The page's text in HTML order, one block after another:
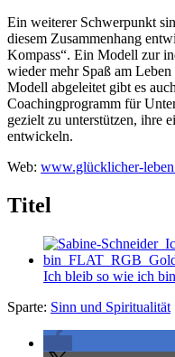
Ein weiterer Schwerpunkt
diesem Zusammenhang
Kompass“. Ein Modell zur
wieder mehr Spaß am
Modell abgeleitet gibt es
Coachingprogramm für
gezielt zu unterstützen, ihre
entwickeln.
Web: www.glücklicher-
Titel
Ich bleib so wie ich bin
Sparte: Sinn und Spiritualität